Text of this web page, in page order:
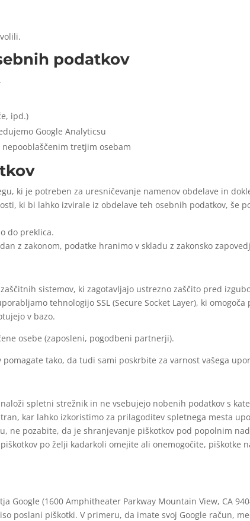
podatkov
ipd.)
Google Analyticsu
tretjim osebam
ki je potreben za uresničevanje namenov obdelave in
ki bi lahko izvirale iz obdelave teh osebnih podatkov, še
do preklica.
z zakonom, podatke hranimo v skladu z zakonsko
sistemov, ki zagotavljajo ustrezno zaščito pred
tehnologijo SSL (Secure Socket Layer), ki
v bazo.
osebe (zaposleni, pogodbeni partnerji).
tako, da tudi sami poskrbite za varnost vašega
spletni strežnik in ne vsebujejo nobenih podatkov s
kar lahko izkoristimo za prilagoditev spletnega mesta
ne pozabite, da je shranjevanje piškotkov pod popolnim
po želji kadarkoli omejite ali onemogočite, piškotke
Google (1600 Amphitheater Parkway Mountain View, CA
poslani piškotki. V primeru, da imate svoj Google račun,